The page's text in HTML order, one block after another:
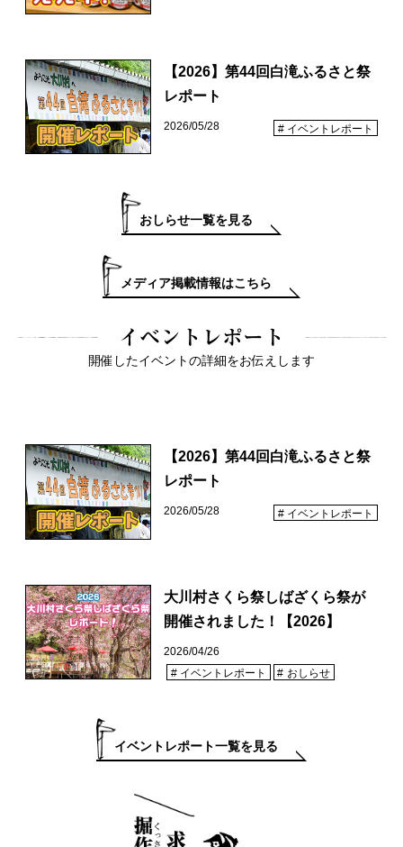
【2026】第44回白滝ふるさと祭
レポート
2026/05/28 イベントレポート
おしらせ一覧を見る
メディア掲載情報はこちら
イベントレポート
開催したイベントの詳細をお伝えします
【2026】第44回白滝ふるさと祭
レポート
2026/05/28 イベントレポート
大川村さくら祭しばざくら祭が
開催されました！【2026】
2026/04/26
イベントレポート
おしらせ
イベントレポート一覧を見る